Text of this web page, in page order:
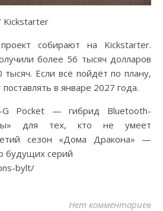
Kickstarter
собирают на Kickstarter.
более 56 тысяч долларов
Если всё пойдёт по плану,
в январе 2027 года.
G Pocket — гибрид Bluetooth-
для тех, кто не умеет
сезон «Дома Дракона» —
будущих серий
bylt/
Нет комментариев